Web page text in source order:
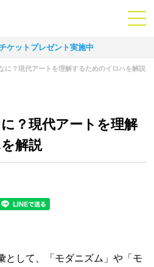
ケットプレゼント実施中
に？現代アートを理解するためのイロハを解説
？現代アートを理解
解説
として、「モダニズム」や「モ